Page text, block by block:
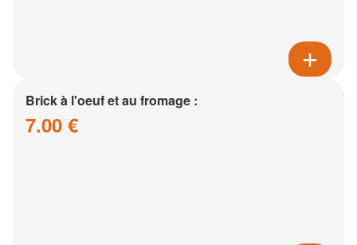
Brick à l'oeuf et au fromage :
7.00 €